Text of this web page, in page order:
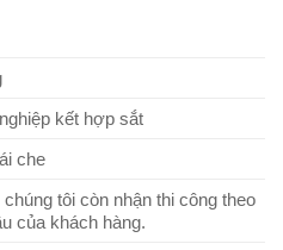
kết hợp sắt
che
tôi còn nhận thi công theo
của khách hàng.